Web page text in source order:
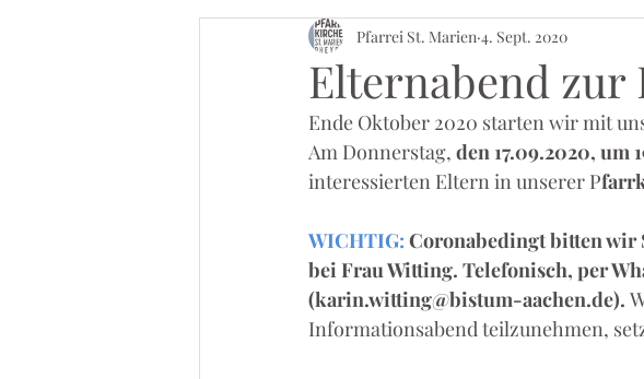
Elternabend zur
Pfarrei St. Marien 4. Sept. 2020
Ende Oktober 2020 starten wir mit
Am Donnerstag, den 17.09.2020, um
interessierten Eltern in unserer P
WICHTIG: Coronabedingt bitten wir
bei Frau Witting. Telefonisch, per
(karin.witting@bistum-aachen.de).
Informationsabend teilzunehmen,